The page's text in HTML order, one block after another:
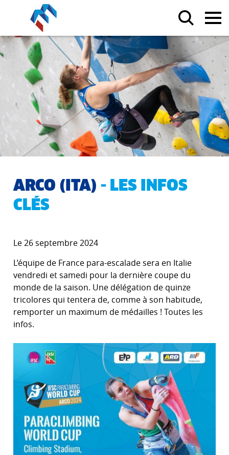
ARCO (ITA) - LES INFOS
CLÉS
Le 26 septembre 2024
L’équipe de France para-escalade sera en Italie
vendredi et samedi pour la dernière coupe du
monde de la saison. Une délégation de quinze
tricolores qui tentera de, comme à son habitude,
remporter un maximum de médailles ! Toutes les
infos.